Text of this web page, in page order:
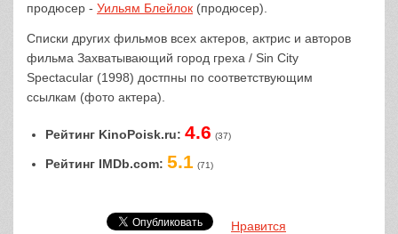
продюсер - Уильям Блейлок (продюсер).
Списки других фильмов всех актеров, актрис и авторов
фильма Захватывающий город греха / Sin City
Spectacular (1998) достпны по соответствующим
ссылкам (фото актера).
Рейтинг KinoPoisk.ru: 4.6 (37)
Рейтинг IMDb.com: 5.1 (71)
Нравится